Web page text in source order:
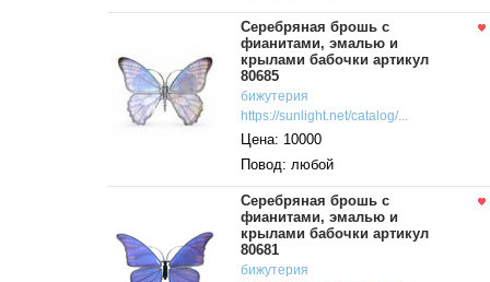
Серебряная брошь с
фианитами, эмалью и
крылами бабочки артикул
80685
бижутерия
https://sunlight.net/catalog/...
Цена: 10000
Повод: любой
Серебряная брошь с
фианитами, эмалью и
крылами бабочки артикул
80681
бижутерия